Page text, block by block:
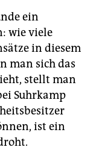
ein
wie viele
in diesem
man sich das
stellt man
Suhrkamp
ist ein